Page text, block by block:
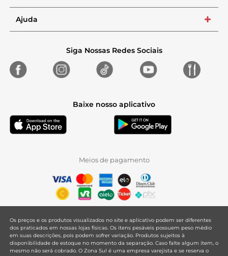
Ajuda +
Siga Nossas Redes Sociais
Baixe nosso aplicativo
Meios de pagamento
Os preços e os produtos visualizados no site e aplicativo podem ser diferentes
dos praticados em nossas lojas físicas. Os itens pesáveis possuem peso médio
em suas descrições, pois podem sofrer variação. Produtos sujeitos à
disponibilidade de estoque no momento da separação. Caso falte algum item, o
mesmo não será cobrado. O Zona Sul é uma empresa varejista e se reserva o